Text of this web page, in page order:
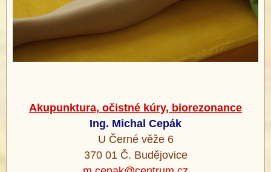
Akupunktura, očistné kúry, biorezonance
Ing. Michal Cepák
U Černé věže 6
370 01 Č. Budějovice